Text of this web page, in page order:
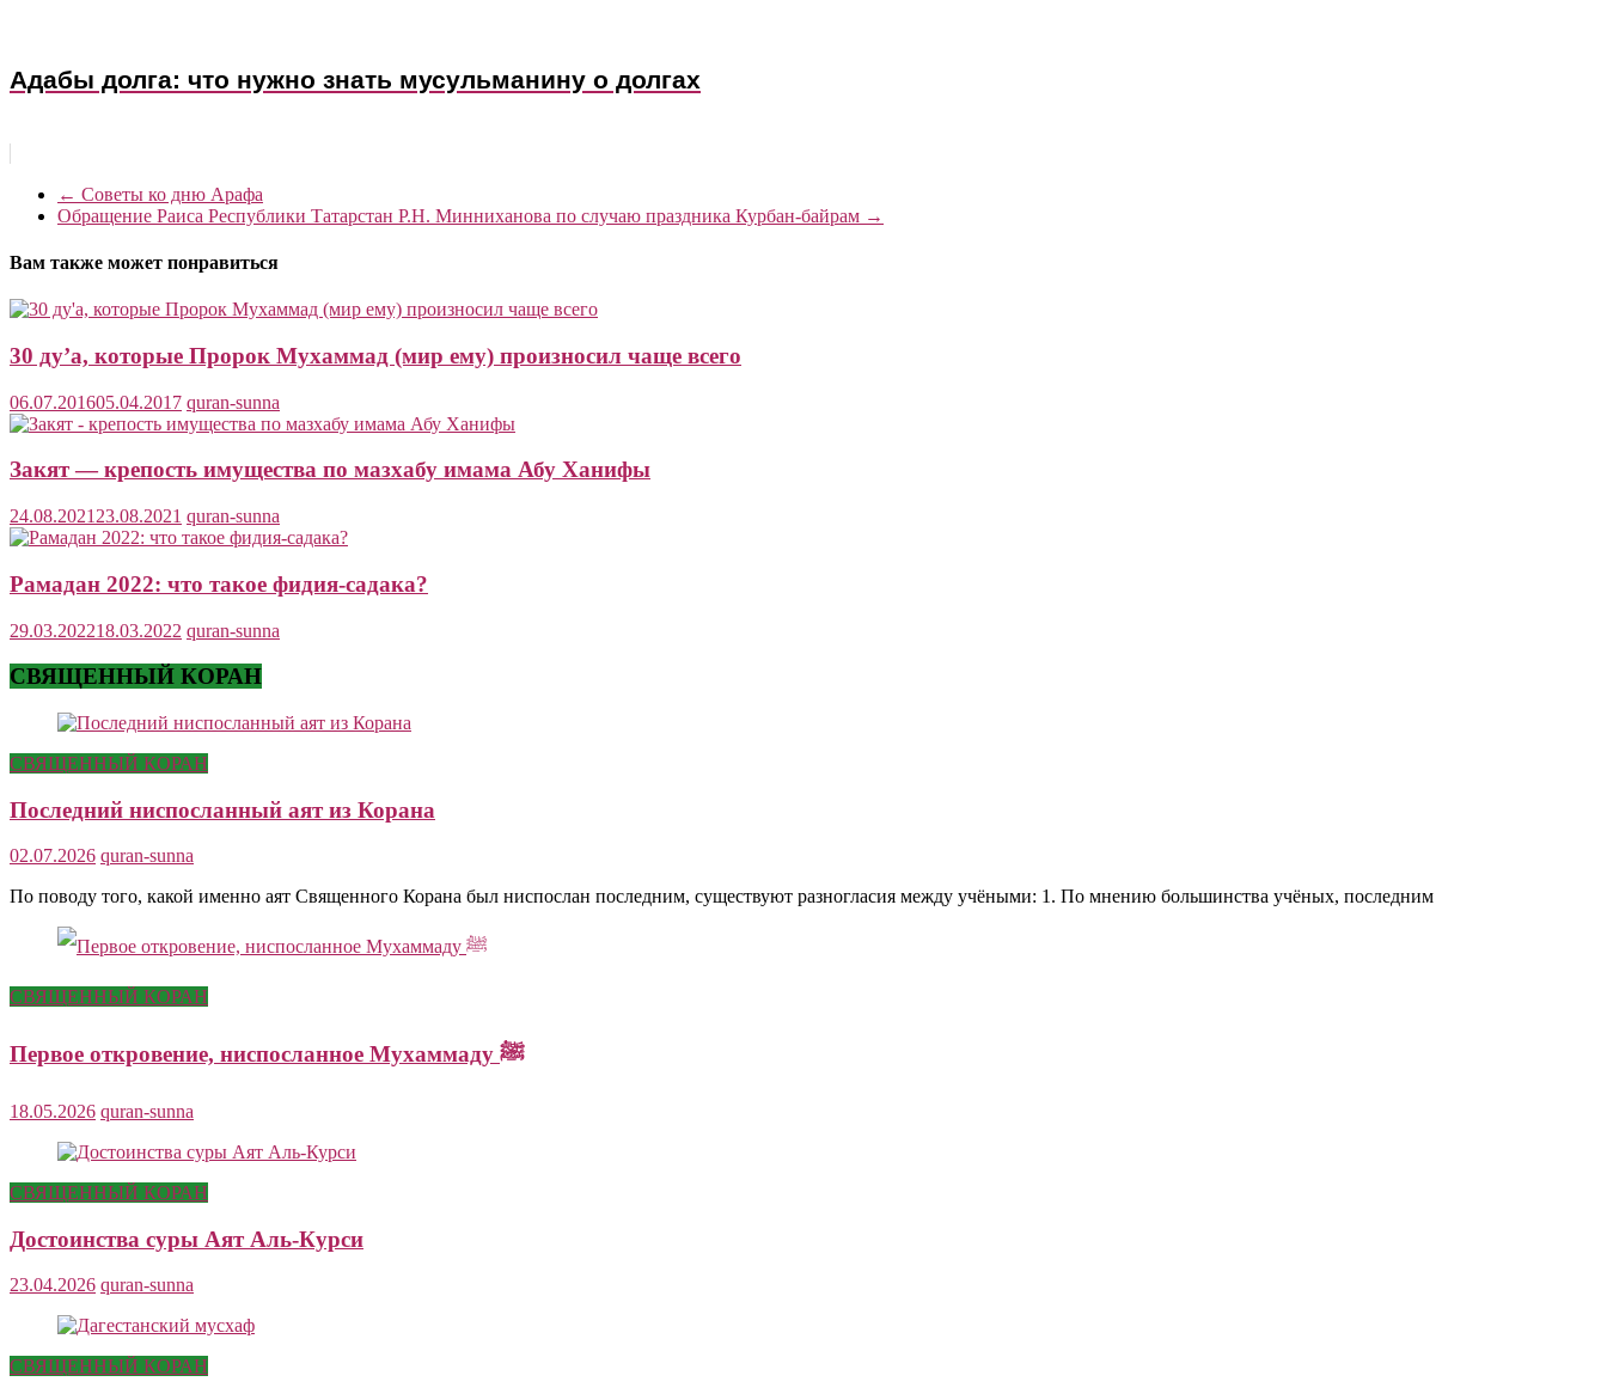
Адабы долга: что нужно знать мусульманину о долгах
← Советы ко дню Арафа
Обращение Раиса Республики Татарстан Р.Н. Минниханова по случаю праздника Курбан-байрам →
Вам также может понравиться
30 ду’а, которые Пророк Мухаммад (мир ему) произносил чаще всего
06.07.201605.04.2017 quran-sunna
Закят — крепость имущества по мазхабу имама Абу Ханифы
24.08.2021 23.08.2021 quran-sunna
Рамадан 2022: что такое фидия-садака?
29.03.202218.03.2022 quran-sunna
СВЯЩЕННЫЙ КОРАН
СВЯЩЕННЫЙ КОРАН
Последний ниспосланный аят из Корана
02.07.2026 quran-sunna
По поводу того, какой именно аят Священного Корана был ниспослан последним, существуют разногласия между учёными: 1. По мнению большинства учёных, последним
СВЯЩЕННЫЙ КОРАН
Первое откровение, ниспосланное Мухаммаду ﷺ
18.05.2026 quran-sunna
СВЯЩЕННЫЙ КОРАН
Достоинства суры Аят Аль-Курси
23.04.2026 quran-sunna
СВЯЩЕННЫЙ КОРАН